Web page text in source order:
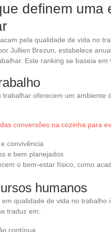
definem uma
pela qualidade de vida no
Jullien Brezun, estabelece
Este ranking se baseia em
oferecem um ambiente
conversões na cozinha para
convivência
e bem planejados
o bem-estar físico, como
humanos
qualidade de vida no trabalho
traduz em:
contínua